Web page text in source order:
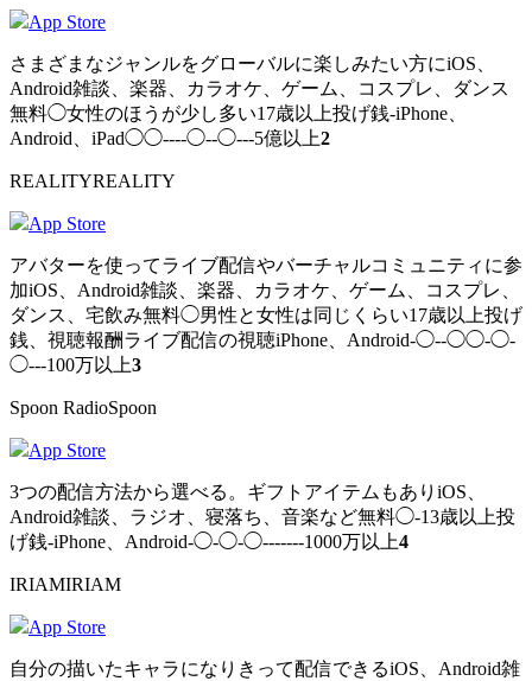
App Store
さまざまなジャンルをグローバルに楽しみたい方にiOS、
Android雑談、楽器、カラオケ、ゲーム、コスプレ、ダンス
無料◯女性のほうが少し多い17歳以上投げ銭-iPhone、
Android、iPad◯◯----◯--◯---5億以上2
REALITYREALITY
App Store
アバターを使ってライブ配信やバーチャルコミュニティに参
加iOS、Android雑談、楽器、カラオケ、ゲーム、コスプレ、
ダンス、宅飲み無料◯男性と女性は同じくらい17歳以上投げ
銭、視聴報酬ライブ配信の視聴iPhone、Android-◯--◯◯-◯-
◯---100万以上3
Spoon RadioSpoon
App Store
3つの配信方法から選べる。ギフトアイテムもありiOS、
Android雑談、ラジオ、寝落ち、音楽など無料◯-13歳以上投
げ銭-iPhone、Android-◯-◯-◯-------1000万以上4
IRIAMIRIAM
App Store
自分の描いたキャラになりきって配信できるiOS、Android雑